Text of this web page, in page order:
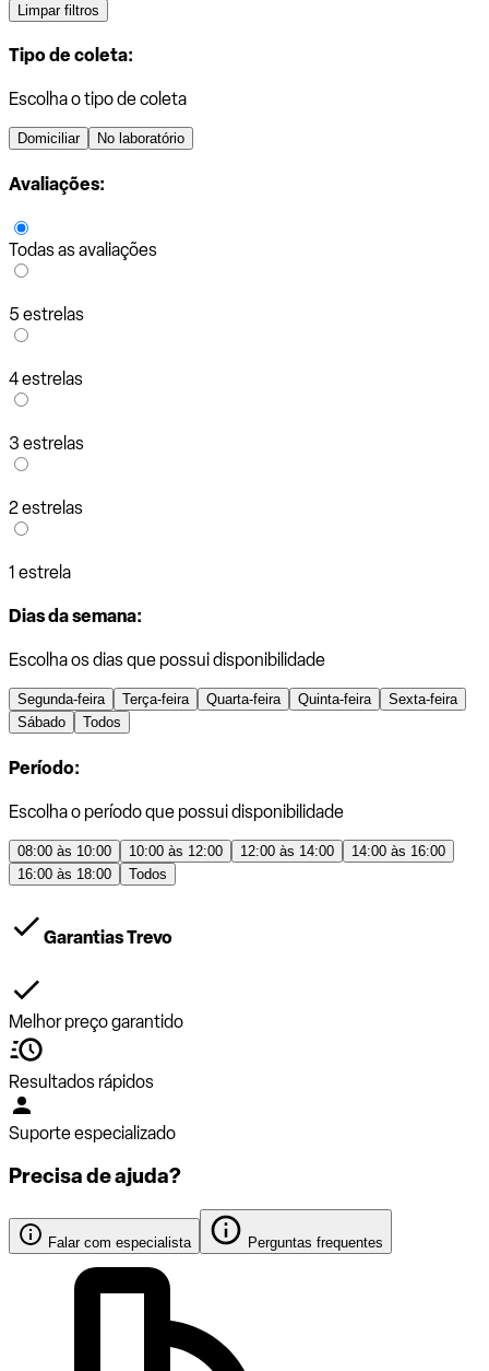
Limpar filtros
Tipo de coleta:
Escolha o tipo de coleta
Domiciliar No laboratório
Avaliações:
Todas as avaliações
5 estrelas
4 estrelas
3 estrelas
2 estrelas
1 estrela
Dias da semana:
Escolha os dias que possui disponibilidade
Segunda-feira Terça-feira Quarta-feira Quinta-feira
Sexta-feira
Sábado
Todos
Período:
Escolha o período que possui disponibilidade
08:00 às 10:00 10:00 às 12:00 12:00 às 14:00
14:00 às 16:00
16:00 às 18:00
Todos
Garantias Trevo
Melhor preço garantido
Resultados rápidos
Suporte especializado
Precisa de ajuda?
Falar com especialista Perguntas frequentes